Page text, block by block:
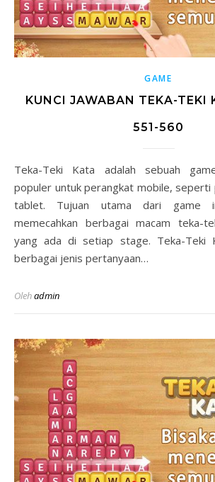
GAME
KUNCI JAWABAN TEKA-TEKI
551-560
Teka-Teki Kata adalah sebuah game teka-teki yang
populer untuk perangkat mobile, seperti
tablet. Tujuan utama dari game
memecahkan berbagai macam teka-
yang ada di setiap stage. Teka-Teki
berbagai jenis pertanyaan…
Olehadmin